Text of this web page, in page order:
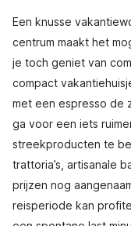
Een knusse
centrum maakt het
je toch geniet van
compact
met een espresso de
ga voor een iets
streekproducten te
trattoria’s, artisanale
prijzen nog
reisperiode kan